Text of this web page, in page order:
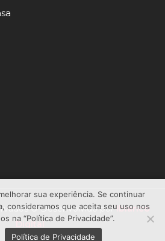
© Desenvolvido porIblanco
Digital
sua experiência. Se continuar
consideramos que aceita seu uso nos
na “Política de Privacidade”.
Política de Privacidade